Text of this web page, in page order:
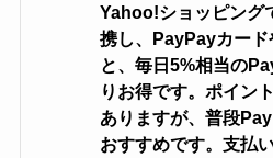
Yahoo!ショッピング
携し、PayPayカー
と、毎日5%相当の
りお得です。ポイン
ありますが、普段
おすすめです。支払